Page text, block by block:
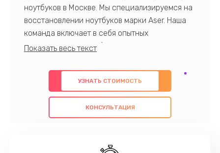
ноутбуков в Москве. Мы специализируемся на
восстановлении ноутбуков марки Aser. Наша
команда включает в себя опытных
профессионалов с обширными знаниями и
предлагаем быстрый и качественный ремонт с
использованием оригинальных компонентов, а
также гарантируем качество всех
проведенных работ. Наша цель - предоставить
наилучшим образом. Не медлите записаться на
УЗНАТЬ СТОИМОСТЬ
КОНСУЛЬТАЦИЯ